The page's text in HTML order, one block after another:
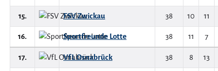
15. FSV Zwickau 38 10 11
16. Sportfreunde Lotte 38 11 7
17. VfL Osnabrück 38 8 13